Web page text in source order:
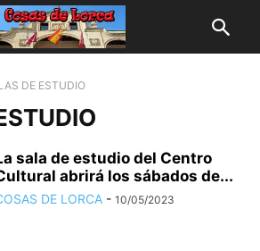
DE ESTUDIO
sala de estudio del Centro
abrirá los sábados de...
DE LORCA - 10/05/2023